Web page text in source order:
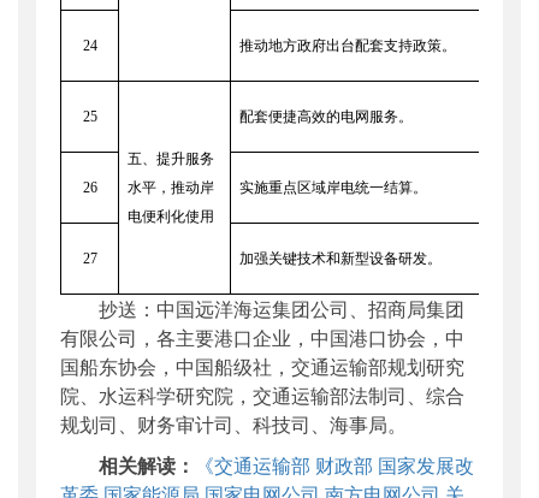
24 推动地方政府出台配套支持政策。
25
五、提升服务
水平，推动岸
电便利化使用
配套便捷高效的电网服务。
26 实施重点区域岸电统一结算。
27 加强关键技术和新型设备研发。
抄送：中国远洋海运集团公司、招商局集团
有限公司，各主要港口企业，中国港口协会，中
国船东协会，中国船级社，交通运输部规划研究
院、水运科学研究院，交通运输部法制司、综合
规划司、财务审计司、科技司、海事局。
相关解读：
《交通运输部 财政部 国家发展改